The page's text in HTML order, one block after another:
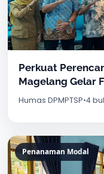
Perkuat
Magelang Gelar
Humas DPMPTSP•4
Penanaman Modal